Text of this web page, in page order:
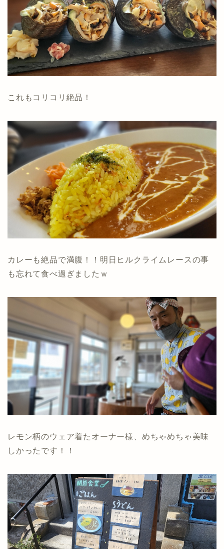
これもコリコリ絶品！
カレーも絶品で満腹！！明日ヒルクライムレースの事
も忘れて食べ過ぎましたｗ
レモン柄のウェア着たオーナー様、めちゃめちゃ美味
しかったです！！